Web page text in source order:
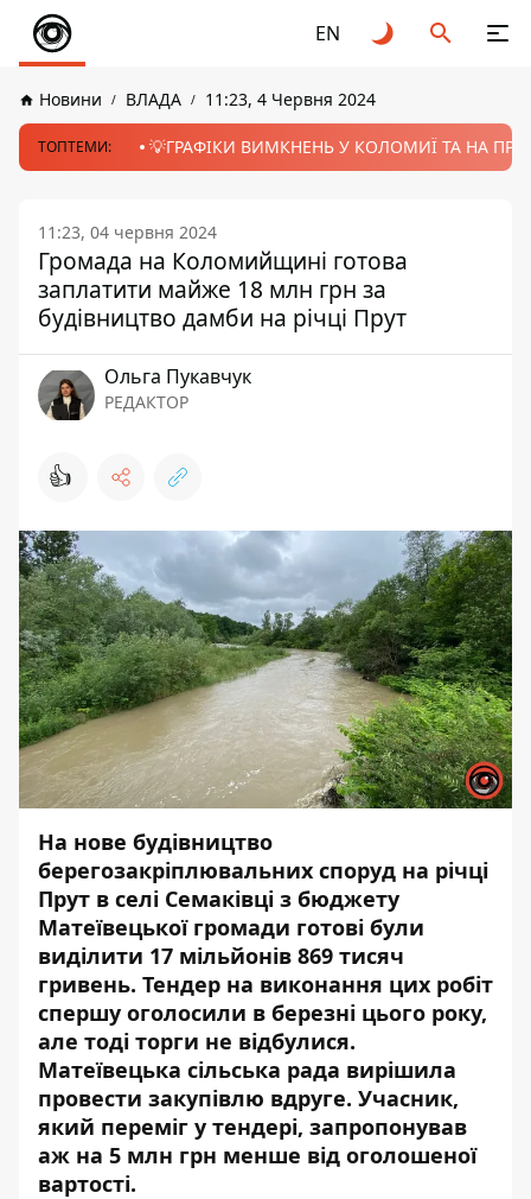
EN
Новини ВЛАДА 11:23, 4 Червня 2024
ТОПТЕМИ: 💡ГРАФІКИ ВИМКНЕНЬ У КОЛОМИЇ ТА НА
11:23, 04 червня 2024
Громада на Коломийщині готова
заплатити майже 18 млн грн за
будівництво дамби на річці Прут
Ольга Пукавчук
РЕДАКТОР
👍
На нове будівництво
берегозакріплювальних споруд на річці
Прут в селі Семаківці з бюджету
Матеївецької громади готові були
виділити 17 мільйонів 869 тисяч
гривень. Тендер на виконання цих робіт
спершу оголосили в березні цього року,
але тоді торги не відбулися.
Матеївецька сільська рада вирішила
провести закупівлю вдруге. Учасник,
який переміг у тендері, запропонував
аж на 5 млн грн менше від оголошеної
вартості.